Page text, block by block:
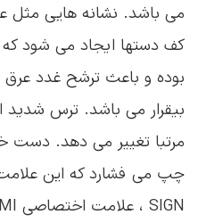
می باشد. نشانه هایی مثل
کف دستها ایجاد می شود که
بوده و باعث ترشح غدد عرق
بیقرار می باشد. ترس شدید
مرتبا تغییر می دهد. دست
SIGN ، علامت اختصاصی MI می باشد.